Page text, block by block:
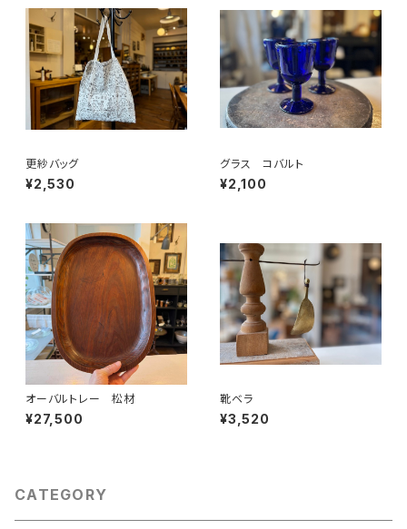
更紗バッグ
¥2,530
グラス コバルト
¥2,100
オーバルトレー 松材
¥27,500
靴ベラ
¥3,520
CATEGORY